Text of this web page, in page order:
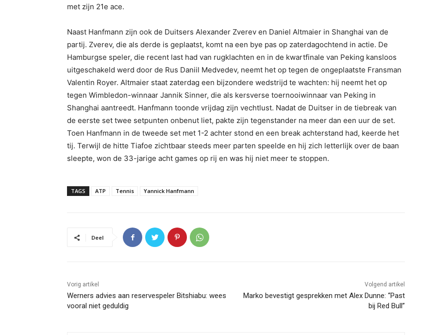
met zijn 21e ace.
Naast Hanfmann zijn ook de Duitsers Alexander Zverev en Daniel Altmaier in Shanghai van de
partij. Zverev, die als derde is geplaatst, komt na een bye pas op zaterdagochtend in actie. De
Hamburgse speler, die recent last had van rugklachten en in de kwartfinale van Peking kansloos
uitgeschakeld werd door de Rus Daniil Medvedev, neemt het op tegen de ongeplaatste Fransman
Valentin Royer. Altmaier staat zaterdag een bijzondere wedstrijd te wachten: hij neemt het op
tegen Wimbledon-winnaar Jannik Sinner, die als kersverse toernooiwinnaar van Peking in
Shanghai aantreedt. Hanfmann toonde vrijdag zijn vechtlust. Nadat de Duitser in de tiebreak van
de eerste set twee setpunten onbenut liet, pakte zijn tegenstander na meer dan een uur de set.
Toen Hanfmann in de tweede set met 1-2 achter stond en een break achterstand had, keerde het
tij. Terwijl de hitte Tiafoe zichtbaar steeds meer parten speelde en hij zich letterlijk over de baan
sleepte, won de 33-jarige acht games op rij en was hij niet meer te stoppen.
TAGS ATP Tennis Yannick Hanfmann
Deel
Vorig artikel
Werners advies aan reservespeler Bitshiabu: wees
vooral niet geduldig
Volgend artikel
Marko bevestigt gesprekken met Alex Dunne: “Past
bij Red Bull”